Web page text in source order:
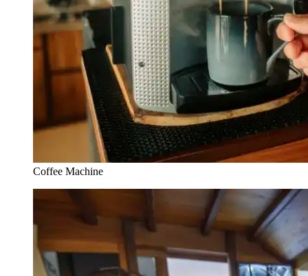
Coffee Machine